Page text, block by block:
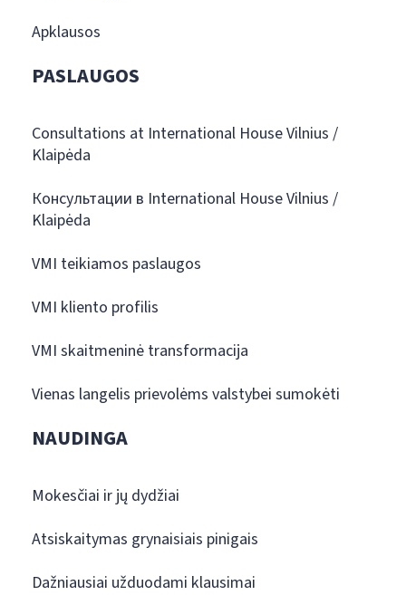
Apklausos
PASLAUGOS
Consultations at International House Vilnius /
Klaipėda
Консультации в International House Vilnius /
Klaipėda
VMI teikiamos paslaugos
VMI kliento profilis
VMI skaitmeninė transformacija
Vienas langelis prievolėms valstybei sumokėti
NAUDINGA
Mokesčiai ir jų dydžiai
Atsiskaitymas grynaisiais pinigais
Dažniausiai užduodami klausimai